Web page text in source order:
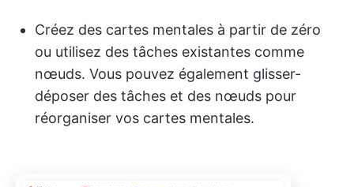
Créez des cartes mentales à partir de zéro
ou utilisez des tâches existantes comme
nœuds. Vous pouvez également glisser-
déposer des tâches et des nœuds pour
réorganiser vos cartes mentales.